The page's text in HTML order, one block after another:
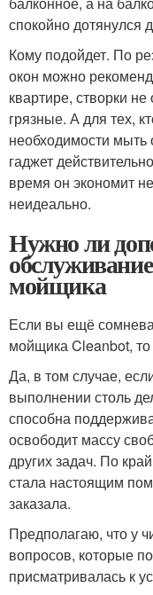
спокойно дотянулся
Кому подойдет. По
окон можно
квартире, створки
грязные. А для тех,
необходимости мыть
гаджет
время он экономит
неидеально.
Нужно ли
мойщика
Если вы ещё
мойщика Cleanbot,
Да, в том случае,
выполнении столь
способна
освободит массу
других задач. По
стала настоящим
заказала.
Предполагаю, что у
вопросов, которые
присматривалась к